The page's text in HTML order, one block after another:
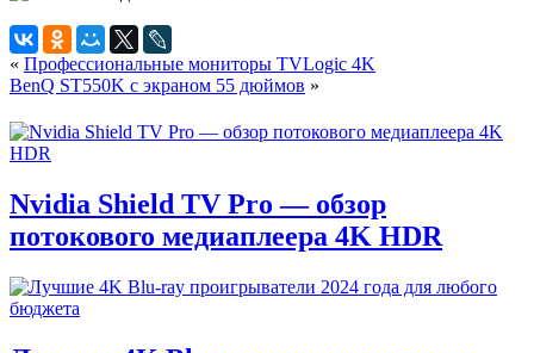
« Профессиональные мониторы TVLogic 4K
BenQ ST550K с экраном 55 дюймов »
Nvidia Shield TV Pro — обзор
потокового медиаплеера 4K HDR